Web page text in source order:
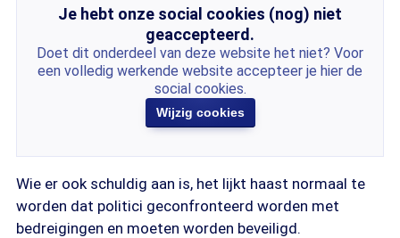
Je hebt onze social cookies (nog) niet
geaccepteerd.
Doet dit onderdeel van deze website het niet? Voor
een volledig werkende website accepteer je hier de
social cookies.
Wijzig cookies
Wie er ook schuldig aan is, het lijkt haast normaal te
worden dat politici geconfronteerd worden met
bedreigingen en moeten worden beveiligd.